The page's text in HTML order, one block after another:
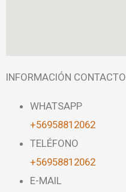
INFORMACIÓN CONTACTO
WHATSAPP
+56958812062
TELÉFONO
+56958812062
E-MAIL